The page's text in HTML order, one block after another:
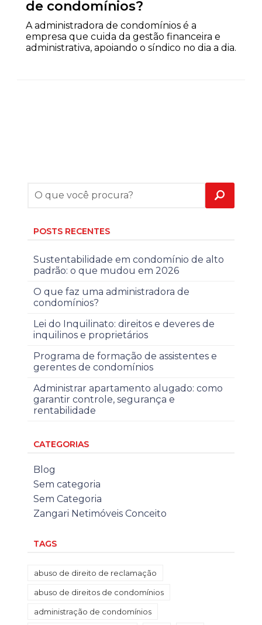
de condomínios?
A administradora de condomínios é a
empresa que cuida da gestão financeira e
administrativa, apoiando o síndico no dia a dia.
POSTS RECENTES
Sustentabilidade em condomínio de alto
padrão: o que mudou em 2026
O que faz uma administradora de
condomínios?
Lei do Inquilinato: direitos e deveres de
inquilinos e proprietários
Programa de formação de assistentes e
gerentes de condomínios
Administrar apartamento alugado: como
garantir controle, segurança e
rentabilidade
CATEGORIAS
Blog
Sem categoria
Sem Categoria
Zangari Netimóveis Conceito
TAGS
abuso de direito de reclamação
abuso de direitos de condomínios
administração de condomínios